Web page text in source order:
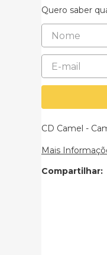
Quero saber
CD Camel -
Mais
Compartilhar